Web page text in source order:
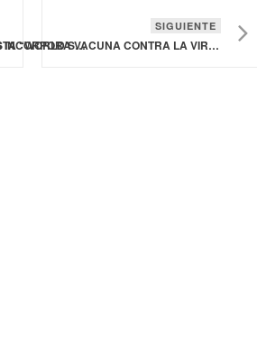
GRIFOLS, INCLUIDA EN LA LISTA “WORLD’S BEST COMPANIES” DE TIME POR SEGUNDO AÑO CONSECUTIVO
SIGUIENTE
OMS INCORPORA VACUNA CONTRA LA VIRUELA DEL MONO A LISTA DE PRODUCTOS QUE CONSIDERA SEGUROS Y EFICACES